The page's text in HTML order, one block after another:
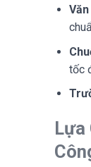
tốc
Lựa